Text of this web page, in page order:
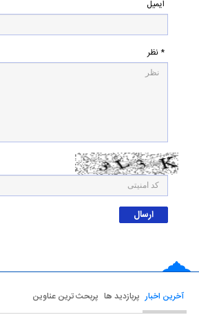
ایمیل
* نظر
آخرین اخبار پربازدید ها پربحث ترین عناوین